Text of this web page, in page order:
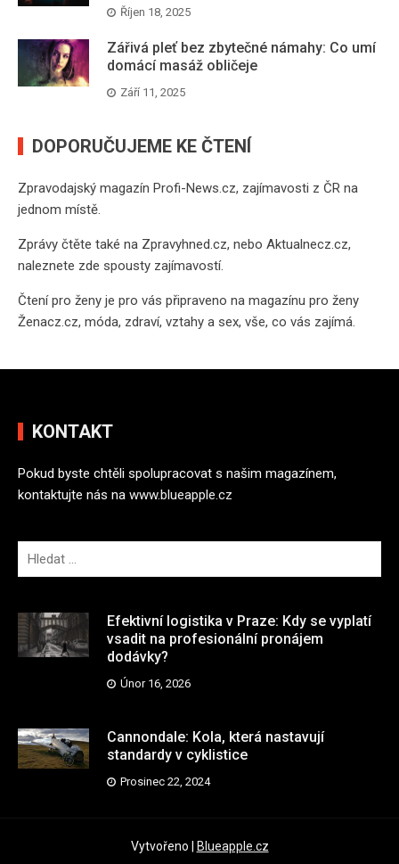
Říjen 18, 2025
Zářivá pleť bez zbytečné námahy: Co umí
domácí masáž obličeje
Září 11, 2025
DOPORUČUJEME KE ČTENÍ
Zpravodajský magazín Profi-News.cz, zajímavosti z ČR na
jednom místě.
Zprávy čtěte také na Zpravyhned.cz, nebo Aktualnecz.cz,
naleznete zde spousty zajímavostí.
Čtení pro ženy je pro vás připraveno na magazínu pro ženy
Ženacz.cz, móda, zdraví, vztahy a sex, vše, co vás zajímá.
KONTAKT
Pokud byste chtěli spolupracovat s našim magazínem,
kontaktujte nás na www.blueapple.cz
y
l
e
d
n
í
Efektivní logistika v Praze: Kdy se vyplatí
vsadit na profesionální pronájem
dodávky?
Únor 16, 2026
Cannondale: Kola, která nastavují
standardy v cyklistice
Prosinec 22, 2024
Vytvořeno Blueapple.cz